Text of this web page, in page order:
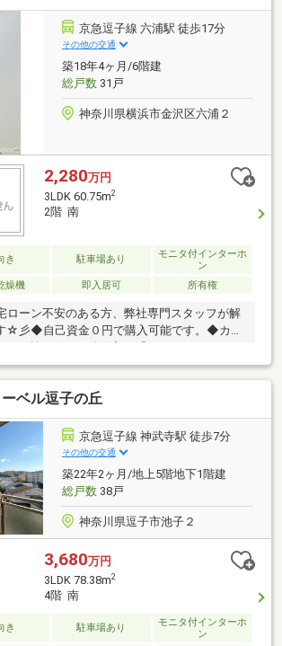
と良好な眺望が魅力の、居住性に優れた住ま
京急逗子線 六浦駅 徒歩17分
その他の交通
築18年4ヶ月/6階建
総戸数31戸
神奈川県横浜市金沢区六浦２
2,280万円
3LDK 60.75m2
2階 南
き 駐車場あり
モニタ付インターホ
ン
燥機
即入居可 所有権
ーン不安のある方、弊社専門スタッフが解
☆彡◆自己資金０円で購入可能です。◆カー
リボ払い、その他借入は「おまとめローン」
ます。◆勤続年数３ヶ月以内の方も低金利狙
◆個人信用情報に不安のある方も、解決策を
ます。どんなお悩みも諦める前にご相談下さ
見学について～◆全車ワンボックスカー、
ドシート完備の為、お子様連れでも安心・快
◆店舗にはキッズスペースやおむつ交換台あ
なお子様連れでも安心です。◆平日やお仕事
遅い時間帯もご案内可能です。◆ご指定の場
料送迎いたします。
ベル逗子の丘
京急逗子線 神武寺駅 徒歩7分
その他の交通
築22年2ヶ月/地上5階地下1階建
総戸数38戸
神奈川県逗子市池子２
3,680万円
3LDK 78.38m2
4階 南
き 駐車場あり
モニタ付インターホ
ン